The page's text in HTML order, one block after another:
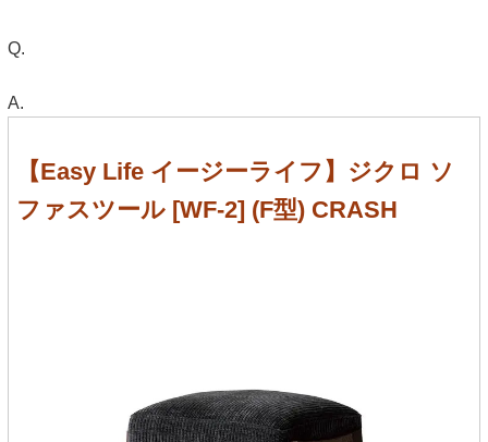
Q.
A.
【Easy Life イージーライフ】ジクロ ソ
ファスツール [WF-2] (F型) CRASH